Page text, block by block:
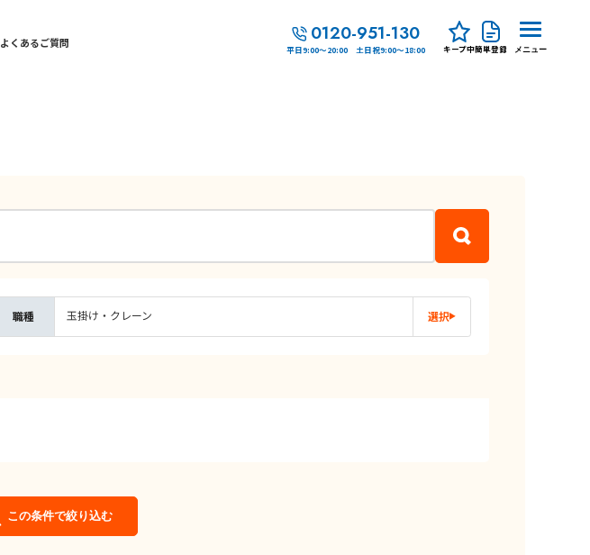
よくあるご質問 0120-951-130
平日9:00～20:00 土日祝9:00～18:00 キープ中簡単登録 メニュー
職種 玉掛け・クレーン 選択
この条件で絞り込む